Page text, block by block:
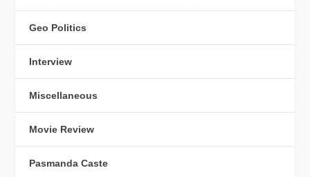
Geo Politics
Interview
Miscellaneous
Movie Review
Pasmanda Caste